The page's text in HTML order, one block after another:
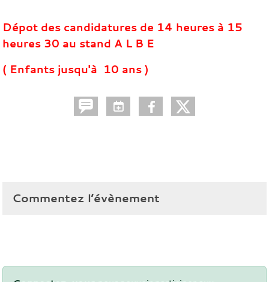
Dépot des candidatures de 14 heures à 15
heures 30 au stand A L B E
( Enfants jusqu'à 10 ans )
Commentez l’évènement